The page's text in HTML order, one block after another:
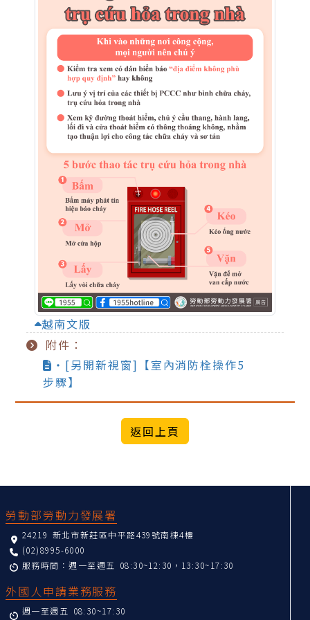
越南文版
附件：
‧[另開新視窗]【室內消防栓操作5
步驟】
勞動部勞動力發展署
24219 新北市新莊區中平路439號南棟4樓
(02)8995-6000
服務時間：週一至週五 08:30~12:30，13:30~17:30
外國人申請業務服務
週一至週五 08:30~17:30